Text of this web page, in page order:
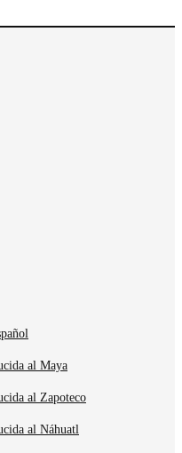
al Maya
al Zapoteco
al Náhuatl